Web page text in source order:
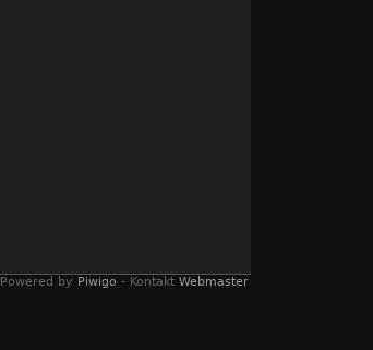
Powered by Piwigo - Kontakt Webmaster